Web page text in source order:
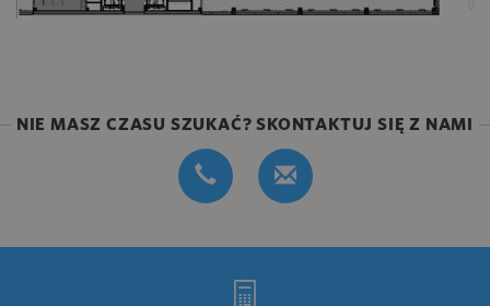
NIE MASZ CZASU SZUKAĆ? SKONTAKTUJ SIĘ Z NAMI